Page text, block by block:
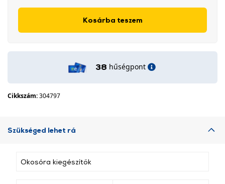
Kosárba teszem
38 hűségpont
Cikkszám:304797
Szükséged lehet rá
Okosóra kiegészítők